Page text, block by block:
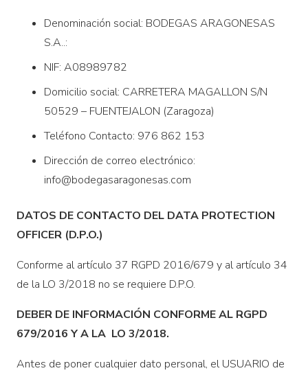
Denominación social: BODEGAS ARAGONESAS
S.A..:
NIF: A08989782
Domicilio social: CARRETERA MAGALLON S/N
50529 – FUENTEJALON (Zaragoza)
Teléfono Contacto: 976 862 153
Dirección de correo electrónico:
info@bodegasaragonesas.com
DATOS DE CONTACTO DEL DATA PROTECTION
OFFICER (D.P.O.)
Conforme al artículo 37 RGPD 2016/679 y al artículo 34
de la LO 3/2018 no se requiere D.P.O.
DEBER DE INFORMACIÓN CONFORME AL RGPD
679/2016 Y A LA LO 3/2018.
Antes de poner cualquier dato personal, el USUARIO de